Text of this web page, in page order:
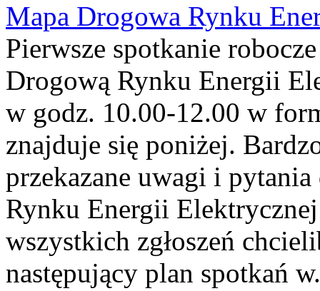
Mapa Drogowa Rynku
Pierwsze spotkanie
Drogową Rynku Energii
w godz. 10.00-12.00 w
znajduje się poniżej.
przekazane uwagi i
Rynku Energii
wszystkich zgłoszeń
następujący plan spotkań